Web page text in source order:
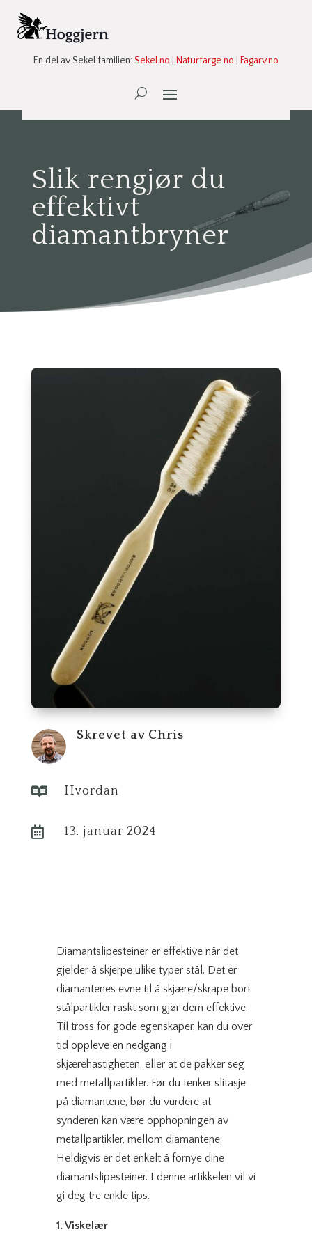
En del av Sekel familien:Sekel.no Naturfarge.no Fagarv.no
Ønskeliste -
Slik rengjør du
effektivt
diamantbryner
Skrevet av Chris
 Hvordan
 13. januar 2024
Diamantslipesteiner er effektive når det
gjelder å skjerpe ulike typer stål. Det er
diamantenes evne til å skjære/skrape bort
stålpartikler raskt som gjør dem effektive.
Til tross for gode egenskaper, kan du over
tid oppleve en nedgang i
skjærehastigheten, eller at de pakker seg
med metallpartikler. Før du tenker slitasje
på diamantene, bør du vurdere at
synderen kan være opphopningen av
metallpartikler, mellom diamantene.
Heldigvis er det enkelt å fornye dine
diamantslipesteiner. I denne artikkelen vil vi
gi deg tre enkle tips.
1. Viskelær